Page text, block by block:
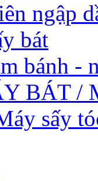
ngập
bát
bánh -
BÁT /
sấy